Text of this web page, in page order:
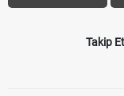
Takip Et